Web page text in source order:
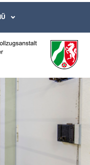
Ordnung